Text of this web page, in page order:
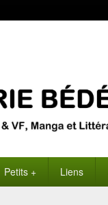
Petits + Liens